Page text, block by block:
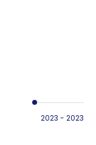
2023 - 2023